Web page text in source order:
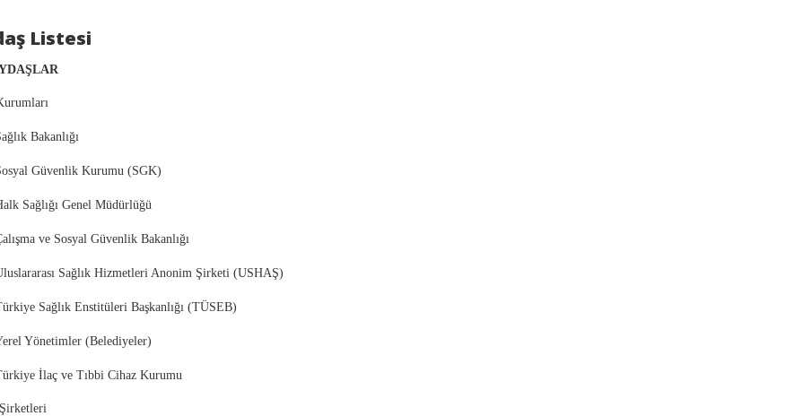
Listesi
Bakanlığı
Güvenlik Kurumu (SGK)
Sağlığı Genel Müdürlüğü
ve Sosyal Güvenlik Bakanlığı
Sağlık Hizmetleri Anonim Şirketi (USHAŞ)
Sağlık Enstitüleri Başkanlığı (TÜSEB)
Yönetimler (Belediyeler)
İlaç ve Tıbbi Cihaz Kurumu
Şirketleri